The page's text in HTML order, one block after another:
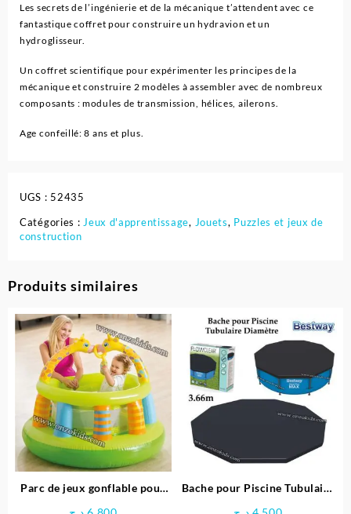
Les secrets de l’ingénierie et de la mécanique t’attendent avec ce
fantastique coffret pour construire un hydravion et un
hydroglisseur.
Un coffret scientifique pour expérimenter les principes de la
mécanique et construire 2 modèles à assembler avec de nombreux
composants : modules de transmission, hélices, ailerons.
Age confeillé: 8 ans et plus.
UGS : 52435
Catégories : Jeux d'apprentissage, Jouets, Puzzles et jeux de
construction
Produits similaires
Parc de jeux gonflable pour
Bache pour Piscine Tubulaire